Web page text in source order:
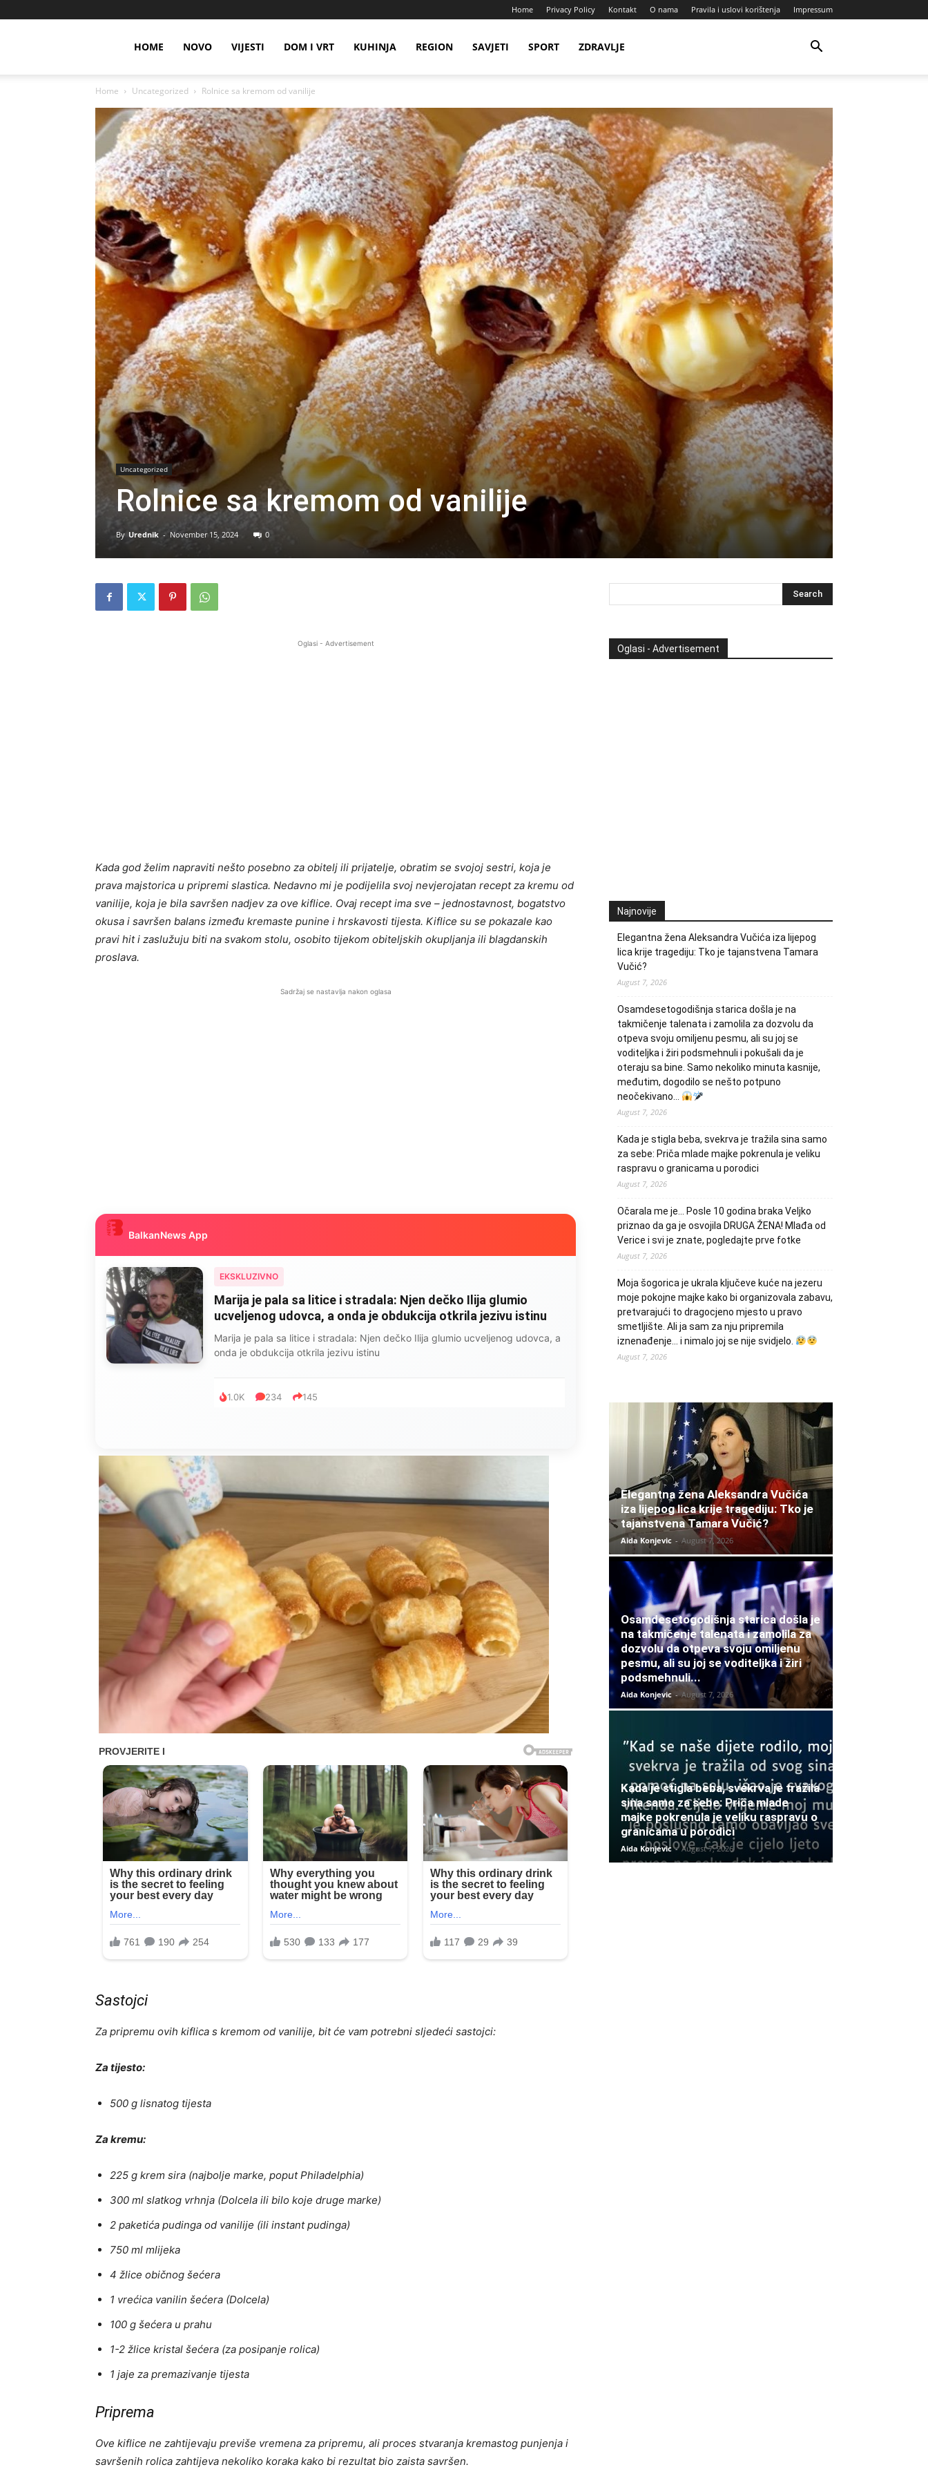
Home Privacy Policy Kontakt O nama Pravila i uslovi korištenja Impressum
HOME NOVO VIJESTI DOM I VRT KUHINJA REGION SAVJETI SPORT ZDRAVLJE
Home Uncategorized Rolnice sa kremom od vanilije
Uncategorized
Rolnice sa kremom od vanilije
By Urednik - November 15, 2024 0
Oglasi - Advertisement
Kada god želim napraviti nešto posebno za obitelj ili prijatelje, obratim se svojoj sestri, koja je
prava majstorica u pripremi slastica. Nedavno mi je podijelila svoj nevjerojatan recept za kremu od
vanilije, koja je bila savršen nadjev za ove kiflice. Ovaj recept ima sve – jednostavnost, bogatstvo
okusa i savršen balans između kremaste punine i hrskavosti tijesta. Kiflice su se pokazale kao
pravi hit i zaslužuju biti na svakom stolu, osobito tijekom obiteljskih okupljanja ili blagdanskih
proslava.
Sadržaj se nastavlja nakon oglasa
BalkanNews App
EKSKLUZIVNO
Marija je pala sa litice i stradala: Njen dečko Ilija glumio
ucveljenog udovca, a onda je obdukcija otkrila jezivu istinu
Marija je pala sa litice i stradala: Njen dečko Ilija glumio ucveljenog udovca, a
onda je obdukcija otkrila jezivu istinu
1.0K 234 145
Sastojci
Za pripremu ovih kiflica s kremom od vanilije, bit će vam potrebni sljedeći sastojci:
Za tijesto:
500 g lisnatog tijesta
Za kremu:
225 g krem ​​sira (najbolje marke, poput Philadelphia)
300 ml slatkog vrhnja (Dolcela ili bilo koje druge marke)
2 paketića pudinga od vanilije (ili instant pudinga)
750 ml mlijeka
4 žlice običnog šećera
1 vrećica vanilin šećera (Dolcela)
100 g šećera u prahu
1-2 žlice kristal šećera (za posipanje rolica)
1 jaje za premazivanje tijesta
Priprema
Ove kiflice ne zahtijevaju previše vremena za pripremu, ali proces stvaranja kremastog punjenja i
savršenih rolica zahtijeva nekoliko koraka kako bi rezultat bio zaista savršen.
Oglasi - Advertisement
Najnovije
Elegantna žena Aleksandra Vučića iza lijepog
lica krije tragediju: Tko je tajanstvena Tamara
Vučić?
August 7, 2026
Osamdesetogodišnja starica došla je na
takmičenje talenata i zamolila za dozvolu da
otpeva svoju omiljenu pesmu, ali su joj se
voditeljka i žiri podsmehnuli i pokušali da je
oteraju sa bine. Samo nekoliko minuta kasnije,
međutim, dogodilo se nešto potpuno
neočekivano…
August 7, 2026
Kada je stigla beba, svekrva je tražila sina samo
za sebe: Priča mlade majke pokrenula je veliku
raspravu o granicama u porodici
August 7, 2026
Očarala me je… Posle 10 godina braka Veljko
priznao da ga je osvojila DRUGA ŽENA! Mlađa od
Verice i svi je znate, pogledajte prve fotke
August 7, 2026
Moja šogorica je ukrala ključeve kuće na jezeru
moje pokojne majke kako bi organizovala zabavu,
pretvarajući to dragocjeno mjesto u pravo
smetljište. Ali ja sam za nju pripremila
iznenađenje… i nimalo joj se nije svidjelo.
August 7, 2026
Elegantna žena Aleksandra Vučića
iza lijepog lica krije tragediju: Tko je
tajanstvena Tamara Vučić?
Aida Konjevic - August 7, 2026
Osamdesetogodišnja starica došla je
na takmičenje talenata i zamolila za
dozvolu da otpeva svoju omiljenu
pesmu, ali su joj se voditeljka i žiri
podsmehnuli...
Aida Konjevic - August 7, 2026
Kada je stigla beba, svekrva je tražila
sina samo za sebe: Priča mlade
majke pokrenula je veliku raspravu o
granicama u porodici
Aida Konjevic - August 7, 2026